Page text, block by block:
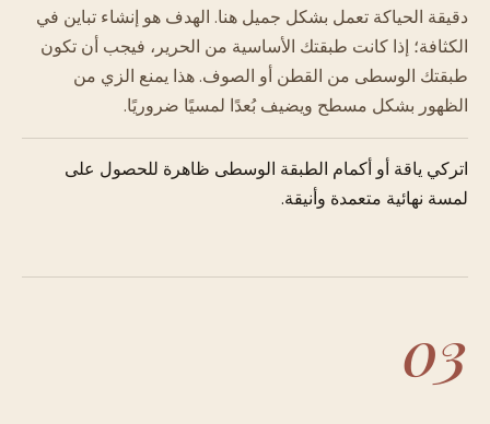
دقيقة الحياكة تعمل بشكل جميل هنا. الهدف هو إنشاء تباين في
الكثافة؛ إذا كانت طبقتك الأساسية من الحرير، فيجب أن تكون
طبقتك الوسطى من القطن أو الصوف. هذا يمنع الزي من
الظهور بشكل مسطح ويضيف بُعدًا لمسيًا ضروريًا.
اتركي ياقة أو أكمام الطبقة الوسطى ظاهرة للحصول على
لمسة نهائية متعمدة وأنيقة.
03